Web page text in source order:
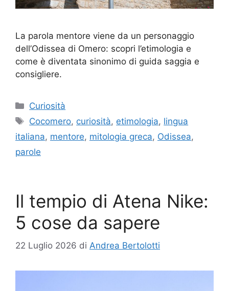
La parola mentore viene da un personaggio
dell’Odissea di Omero: scopri l’etimologia e
come è diventata sinonimo di guida saggia e
consigliere.
Categorie
Curiosità
Tag
Cocomero, curiosità, etimologia, lingua
italiana, mentore, mitologia greca, Odissea,
parole
Il tempio di Atena Nike:
5 cose da sapere
22 Luglio 2026 di Andrea Bertolotti